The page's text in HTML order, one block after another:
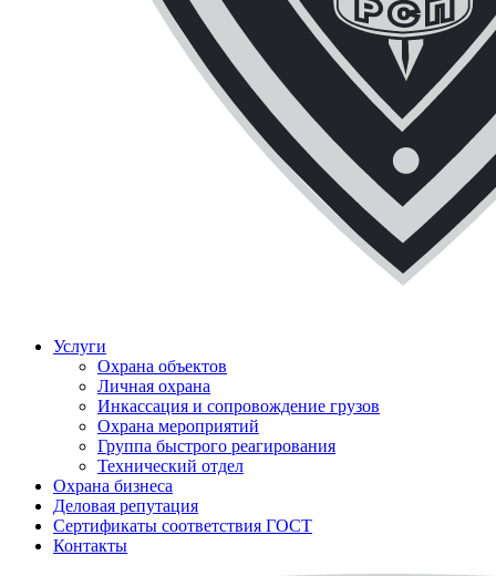
Услуги
Охрана объектов
Личная охрана
Инкассация и сопровождение грузов
Охрана мероприятий
Группа быстрого реагирования
Технический отдел
Охрана бизнеса
Деловая репутация
Сертификаты соответствия ГОСТ
Контакты